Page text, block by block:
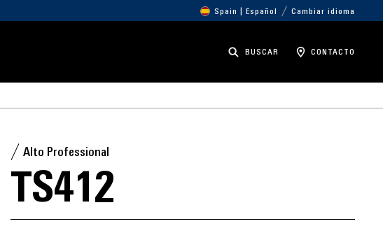
Spain | Español Cambiar idioma
BUSCAR CONTACTO
Alto Professional
TS412